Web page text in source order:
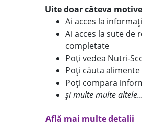
Uite doar câteva
Ai acces la
Ai acces la sute de
completate
Poți vedea Nutri-
Poți căuta
Poți compara
și multe multe
Află mai multe detalii